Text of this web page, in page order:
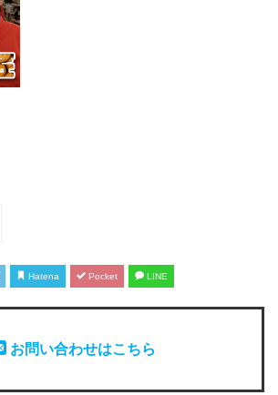
Hatena Pocket LINE
お問い合わせはこちら